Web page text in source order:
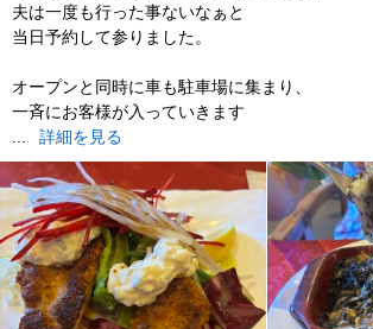
夫は一度も行った事ないなぁと
当日予約して参りました。
オープンと同時に車も駐車場に集まり、
一斉にお客様が入っていきます
詳細を見る